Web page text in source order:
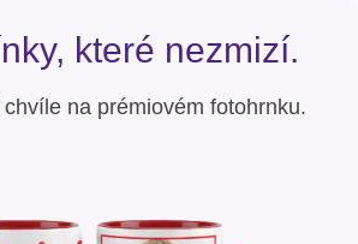
které nezmizí.
na prémiovém fotohrnku.